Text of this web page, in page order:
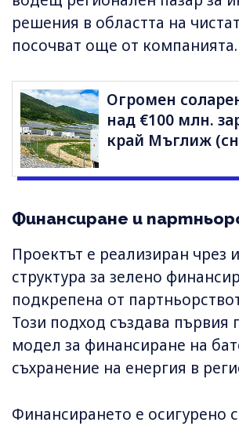
решения в областта на
посочват още от компанията.
Огромен
над €100 млн.
край Мъглиж
Финансиране и
Проектът е реализиран чрез
структура за зелено
подкрепена от
Този подход създава първия
модел за финансиране на
съхранение на енергия в
Финансирането е осигурено